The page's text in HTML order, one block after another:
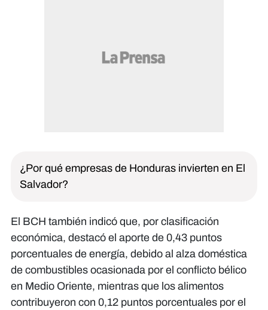
¿Por qué empresas de Honduras invierten en El
Salvador?
El BCH también indicó que, por clasificación
económica, destacó el aporte de 0,43 puntos
porcentuales de energía, debido al alza doméstica
de combustibles ocasionada por el conflicto bélico
en Medio Oriente, mientras que los alimentos
contribuyeron con 0,12 puntos porcentuales por el